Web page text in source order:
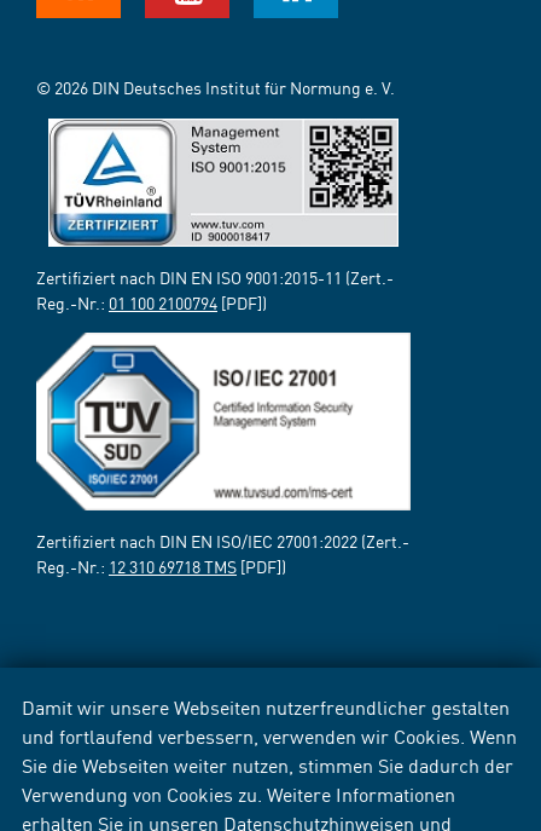
Damit wir unsere Webseiten nutzerfreundlicher gestalten
und fortlaufend verbessern, verwenden wir Cookies. Wenn
Sie die Webseiten weiter nutzen, stimmen Sie dadurch der
Verwendung von Cookies zu. Weitere Informationen
erhalten Sie in unseren Datenschutzhinweisen und
© 2026 DIN Deutsches Institut für Normung e. V.
Zertifiziert nach DIN EN ISO 9001:2015-11 (Zert.-
Reg.-Nr.: 01 100 2100794 [PDF])
Zertifiziert nach DIN EN ISO/IEC 27001:2022 (Zert.-
Reg.-Nr.: 12 310 69718 TMS [PDF])